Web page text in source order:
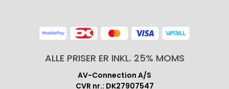
ALLE PRISER ER INKL. 25% MOMS
AV-Connection A/S
CVR nr.: DK27907547